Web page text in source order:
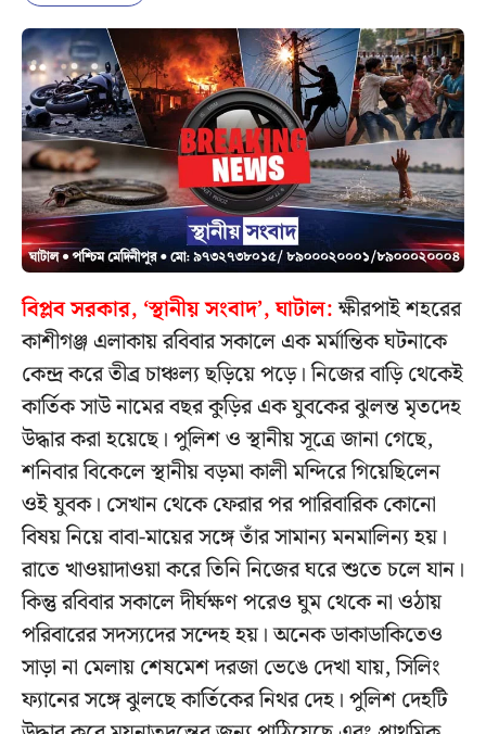
বিপ্লব সরকার, ‘স্থানীয় সংবাদ’, ঘাটাল:ক্ষীরপাই শহরের
কাশীগঞ্জ এলাকায় রবিবার সকালে এক মর্মান্তিক ঘটনাকে
কেন্দ্র করে তীব্র চাঞ্চল্য ছড়িয়ে পড়ে। নিজের বাড়ি থেকেই
কার্তিক সাউ নামের বছর কুড়ির এক যুবকের ঝুলন্ত মৃতদেহ
উদ্ধার করা হয়েছে। পুলিশ ও স্থানীয় সূত্রে জানা গেছে,
শনিবার বিকেলে স্থানীয় বড়মা কালী মন্দিরে গিয়েছিলেন
ওই যুবক। সেখান থেকে ফেরার পর পারিবারিক কোনো
বিষয় নিয়ে বাবা-মায়ের সঙ্গে তাঁর সামান্য মনমালিন্য হয়।
রাতে খাওয়াদাওয়া করে তিনি নিজের ঘরে শুতে চলে যান।
কিন্তু রবিবার সকালে দীর্ঘক্ষণ পরেও ঘুম থেকে না ওঠায়
পরিবারের সদস্যদের সন্দেহ হয়। অনেক ডাকাডাকিতেও
সাড়া না মেলায় শেষমেশ দরজা ভেঙে দেখা যায়, সিলিং
ফ্যানের সঙ্গে ঝুলছে কার্তিকের নিথর দেহ। পুলিশ দেহটি